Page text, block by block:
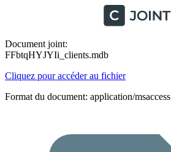
Document joint:
FFbtqHYJYIi_clients.mdb
Cliquez pour accéder au fichier
Format du document: application/msaccess